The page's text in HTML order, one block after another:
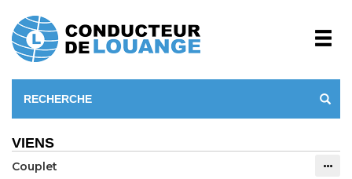
VIENS
Couplet